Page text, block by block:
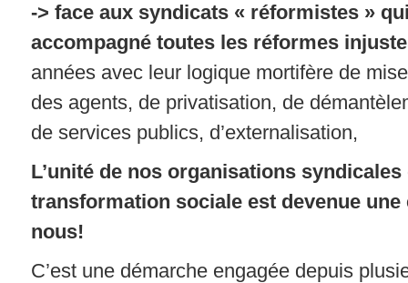
-> face aux syndicats « réformistes »
accompagné toutes les réformes
années avec leur logique mortifère de
des agents, de privatisation, de
de services publics, d’externalisation,
L’unité de nos organisations
transformation sociale est devenue une
nous!
C’est une démarche engagée depuis